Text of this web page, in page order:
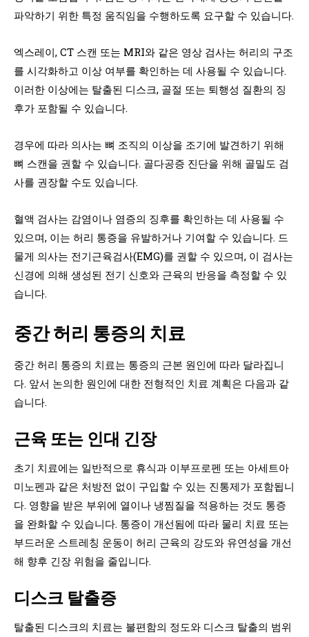
파악하기 위한 특정 움직임을 수행하도록 요구할 수 있습니다.
엑스레이, CT 스캔 또는 MRI와 같은 영상 검사는 허리의 구조
를 시각화하고 이상 여부를 확인하는 데 사용될 수 있습니다.
이러한 이상에는 탈출된 디스크, 골절 또는 퇴행성 질환의 징
후가 포함될 수 있습니다.
경우에 따라 의사는 뼈 조직의 이상을 조기에 발견하기 위해
뼈 스캔을 권할 수 있습니다. 골다공증 진단을 위해 골밀도 검
사를 권장할 수도 있습니다.
혈액 검사는 감염이나 염증의 징후를 확인하는 데 사용될 수
있으며, 이는 허리 통증을 유발하거나 기여할 수 있습니다. 드
물게 의사는 전기근육검사(EMG)를 권할 수 있으며, 이 검사는
신경에 의해 생성된 전기 신호와 근육의 반응을 측정할 수 있
습니다.
중간 허리 통증의 치료
중간 허리 통증의 치료는 통증의 근본 원인에 따라 달라집니
다. 앞서 논의한 원인에 대한 전형적인 치료 계획은 다음과 같
습니다.
근육 또는 인대 긴장
초기 치료에는 일반적으로 휴식과 이부프로펜 또는 아세트아
미노펜과 같은 처방전 없이 구입할 수 있는 진통제가 포함됩니
다. 영향을 받은 부위에 열이나 냉찜질을 적용하는 것도 통증
을 완화할 수 있습니다. 통증이 개선됨에 따라 물리 치료 또는
부드러운 스트레칭 운동이 허리 근육의 강도와 유연성을 개선
해 향후 긴장 위험을 줄입니다.
디스크 탈출증
탈출된 디스크의 치료는 불편함의 정도와 디스크 탈출의 범위